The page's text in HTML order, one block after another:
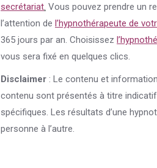
secrétariat. Vous pouvez prendre un
l’attention de l’hypnothérapeute de
365 jours par an. Choisissez
vous sera fixé en quelques clics.
Disclaimer : Le contenu et
contenu sont présentés à titre
spécifiques. Les résultats d’une
personne à l’autre.